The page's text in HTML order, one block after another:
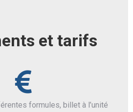
et tarifs
formules, billet à l’unité